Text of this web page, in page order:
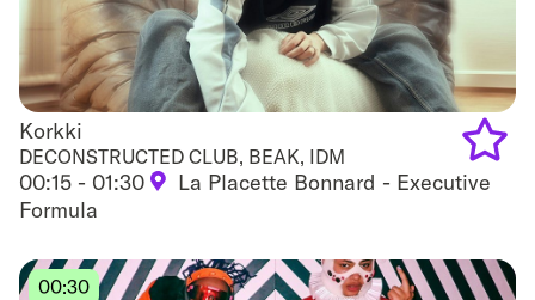
Korkki
Korkki
DECONSTRUCTED CLUB, BEAK, IDM
00:15 - 01:30
La Placette Bonnard - Executive
Formula
Add
00:30